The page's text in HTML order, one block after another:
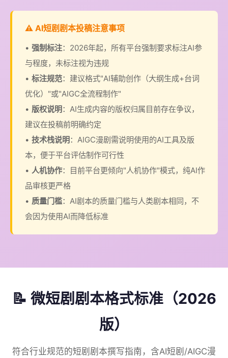
⚠️ AI短剧剧本投稿注意事项
• 强制标注：2026年起，所有平台强制要求标注AI参
与程度，未标注视为违规
• 标注规范：建议格式"AI辅助创作（大纲生成+台词
优化）"或"AIGC全流程制作"
• 版权说明：AI生成内容的版权归属目前存在争议，
建议在投稿前明确约定
• 技术栈说明：AIGC漫剧需说明使用的AI工具及版
本，便于平台评估制作可行性
• 人机协作：目前平台更倾向"人机协作"模式，纯AI作
品审核更严格
• 质量门槛：AI剧本的质量门槛与人类剧本相同，不
会因为使用AI而降低标准
📝 微短剧剧本格式标准（2026
版）
符合行业规范的短剧剧本撰写指南，含AI短剧/AIGC漫